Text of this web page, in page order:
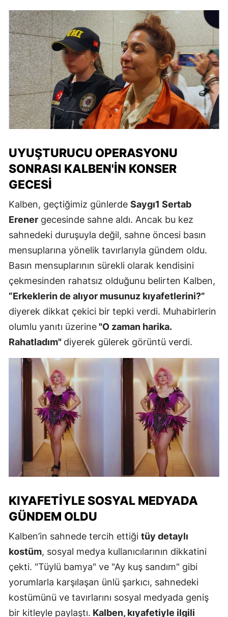
UYUŞTURUCU OPERASYONU
SONRASI KALBEN'IN KONSER
GECESI
Kalben, geçtiğimiz günlerde Saygı1 Sertab
Erener gecesinde sahne aldı. Ancak bu kez
sahnedeki duruşuyla değil, sahne öncesi basın
mensuplarına yönelik tavırlarıyla gündem oldu.
Basın mensuplarının sürekli olarak kendisini
çekmesinden rahatsız olduğunu belirten Kalben,
“Erkeklerin de alıyor musunuz kıyafetlerini?”
diyerek dikkat çekici bir tepki verdi. Muhabirlerin
olumlu yanıtı üzerine"O zaman harika.
Rahatladım" diyerek gülerek görüntü verdi.
KIYAFETIYLE SOSYAL MEDYADA
GÜNDEM OLDU
Kalben’in sahnede tercih ettiği tüy detaylı
kostüm, sosyal medya kullanıcılarının dikkatini
çekti. "Tüylü bamya" ve "Ay kuş sandım" gibi
yorumlarla karşılaşan ünlü şarkıcı, sahnedeki
kostümünü ve tavırlarını sosyal medyada geniş
bir kitleyle paylaştı. Kalben, kıyafetiyle ilgili